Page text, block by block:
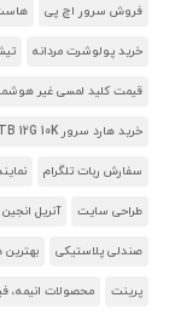
فروش سرور اچ پی
خرید پولوشرت مردانه
قیمت کلید لمسی غیر
خرید هارد سرور HP 1.8TB 12G 10K
سفارش ربات تلگرام
طراحی سایت آنریل انجین
صندلی پلاستیکی بهترین
پرینت محصولات انیمه،